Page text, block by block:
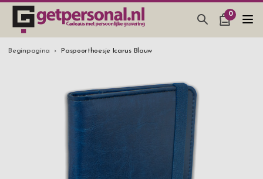
0
CADEAUS & GADGETS
SIERADEN & ACCESSOIRES
CADEAUS IDEEËN
HUWELIJKSGESCHENK 2026
Beginpagina Paspoorthoesje Icarus Blauw